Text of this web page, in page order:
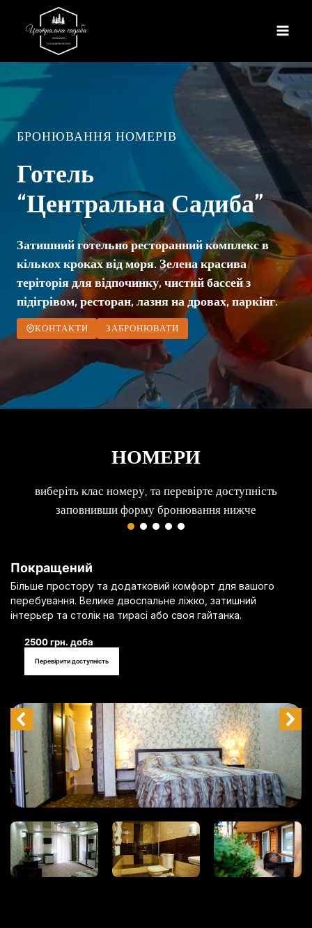
БРОНЮВАННЯ НОМЕРІВ
Готель
“Центральна Садиба”
Затишний готельно ресторанний комплекс в
кількох кроках від моря. Зелена красива
теріторія для відпочинку, чистий бассей з
підігрівом, ресторан, лазня на дровах, паркінг.
КОНТАКТИ ЗАБРОНЮВАТИ
НОМЕРИ
виберіть клас номеру, та перевірте доступність
заповнивши форму бронювання нижче
Покращений
Більше простору та додатковий комфорт для вашого
перебування. Велике двоспальне ліжко, затишний
інтерьєр та столік на тирасі або своя гайтанка.
2500 грн. доба
Перевірити доступність